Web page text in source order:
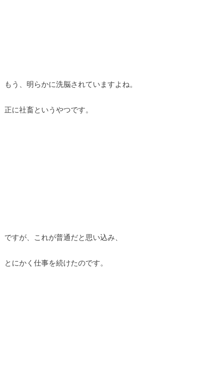
もう、明らかに洗脳されていますよね。
正に社畜というやつです。
ですが、これが普通だと思い込み、
とにかく仕事を続けたのです。